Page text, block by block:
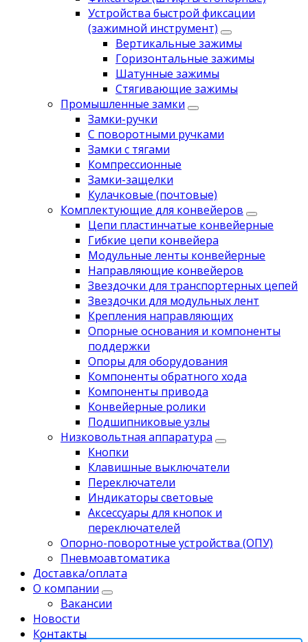
Устройства быстрой фиксации
(зажимной инструмент)
Вертикальные зажимы
Горизонтальные зажимы
Шатунные зажимы
Стягивающие зажимы
Промышленные замки
Замки-ручки
С поворотными ручками
Замки с тягами
Компрессионные
Замки-защелки
Кулачковые (почтовые)
Комплектующие для конвейеров
Цепи пластинчатые конвейерные
Гибкие цепи конвейера
Модульные ленты конвейерные
Направляющие конвейеров
Звездочки для транспортерных цепей
Звездочки для модульных лент
Крепления направляющих
Опорные основания и компоненты
поддержки
Опоры для оборудования
Компоненты обратного хода
Компоненты привода
Koнвейерныe pолики
Подшипниковые узлы
Низковольтная аппаратура
Кнопки
Клавишные выключатели
Переключатели
Индикаторы световые
Аксессуары для кнопок и
переключателей
Опорно-поворотные устройства (ОПУ)
Пневмоавтоматика
Доставка/оплата
О компании
Вакансии
Новости
Контакты